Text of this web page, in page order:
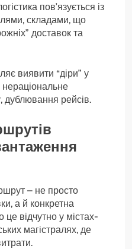
пов’язується із
складами, що
доставок та
виявити “діри” у
нераціональне
дублювання рейсів.
– не просто
а й конкретна
відчутно у містах-
магістралях, де